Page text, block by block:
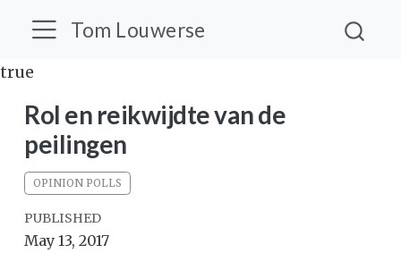
true
Tom Louwerse
Rol en reikwijdte van de
peilingen
OPINION POLLS
PUBLISHED
May 13, 2017